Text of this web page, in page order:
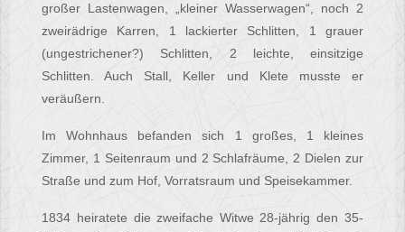
großer Lastenwagen, „kleiner Wasserwagen“, noch 2
zweirädrige Karren, 1 lackierter Schlitten, 1 grauer
(ungestrichener?) Schlitten, 2 leichte, einsitzige
Schlitten. Auch Stall, Keller und Klete musste er
veräußern.
Im Wohnhaus befanden sich 1 großes, 1 kleines
Zimmer, 1 Seitenraum und 2 Schlafräume, 2 Dielen zur
Straße und zum Hof, Vorratsraum und Speisekammer.
1834 heiratete die zweifache Witwe 28-jährig den 35-